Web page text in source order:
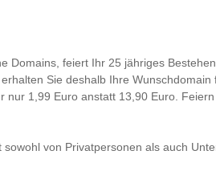
Domains, feiert Ihr 25 jähriges
Sie deshalb Ihre Wunschdomain
nur 1,99 Euro anstatt 13,90 Euro.
von Privatpersonen als auch